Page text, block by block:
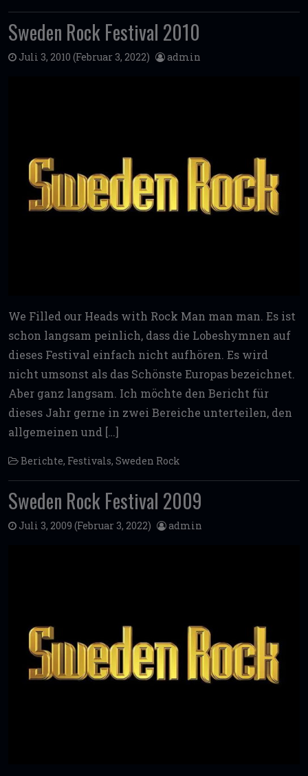
Sweden Rock Festival 2010
Juli 3, 2010 (Februar 3, 2022) admin
We Filled our Heads with Rock Man man man. Es ist
schon langsam peinlich, dass die Lobeshymnen auf
dieses Festival einfach nicht aufhören. Es wird
nicht umsonst als das Schönste Europas bezeichnet.
Aber ganz langsam. Ich möchte den Bericht für
dieses Jahr gerne in zwei Bereiche unterteilen, den
allgemeinen und […]
Berichte, Festivals, Sweden Rock
Sweden Rock Festival 2009
Juli 3, 2009 (Februar 3, 2022) admin